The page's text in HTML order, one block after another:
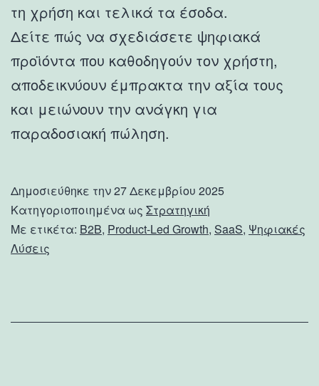
τη χρήση και τελικά τα έσοδα.
Δείτε πώς να σχεδιάσετε ψηφιακά
προϊόντα που καθοδηγούν τον χρήστη,
αποδεικνύουν έμπρακτα την αξία τους
και μειώνουν την ανάγκη για
παραδοσιακή πώληση.
Δημοσιεύθηκε την27 Δεκεμβρίου 2025
Κατηγοριοποιημένα ως Στρατηγική
Με ετικέτα: B2B, Product-Led Growth, SaaS, Ψηφιακές
Λύσεις